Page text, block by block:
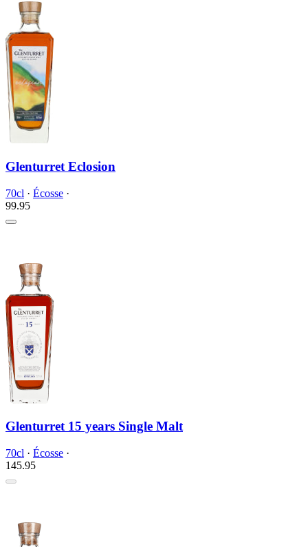
Glenturret Eclosion
70cl · Écosse ·
99.95
Glenturret 15 years Single Malt
70cl · Écosse ·
145.95